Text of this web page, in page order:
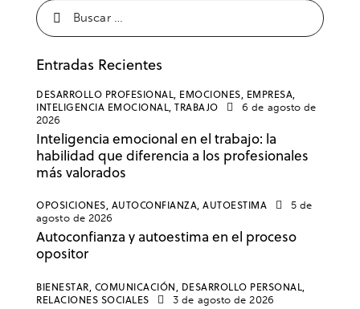
Entradas Recientes
DESARROLLO PROFESIONAL, EMOCIONES, EMPRESA,
INTELIGENCIA EMOCIONAL, TRABAJO
6 de agosto de
2026
Inteligencia emocional en el trabajo: la
habilidad que diferencia a los profesionales
más valorados
OPOSICIONES, AUTOCONFIANZA, AUTOESTIMA
5 de
agosto de 2026
Autoconfianza y autoestima en el proceso
opositor
BIENESTAR, COMUNICACIÓN, DESARROLLO PERSONAL,
RELACIONES SOCIALES
3 de agosto de 2026